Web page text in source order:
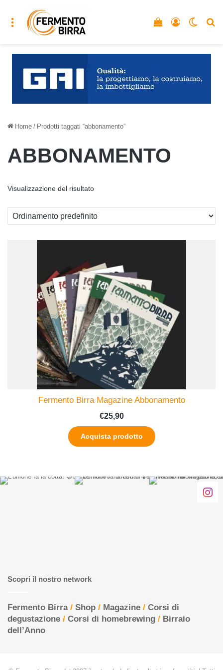
Menu Accedi
Vedi il carrello
Home / Prodotti taggati “abbonamento”
ABBONAMENTO
Visualizzazione del risultato
Fermento Birra Magazine Abbonamento
€25,90
Acquista prodotto
Scopri il nostro network
Fermento Birra/ Shop / Magazine / Corsi di
degustazione / Corsi di homebrewing / Birraio
dell’Anno